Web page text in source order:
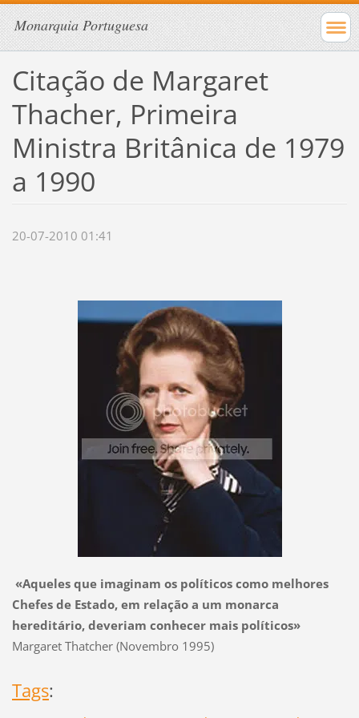
Monarquia Portuguesa
Citação de Margaret
Thacher, Primeira
Ministra Britânica de 1979
a 1990
20-07-2010 01:41
«Aqueles que imaginam os políticos como melhores
Chefes de Estado, em relação a um monarca
hereditário, deveriam conhecer mais políticos»
Margaret Thatcher (Novembro 1995)
Tags: